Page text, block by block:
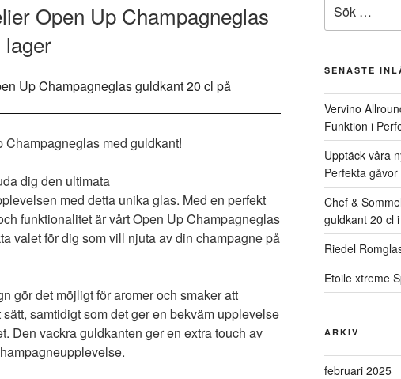
Open Up Champagneglas
lager
med guldkant!
dig den ultimata
med detta unika glas. Med en perfekt
funktionalitet är vårt Open Up Champagneglas
valet för dig som vill njuta av din champagne på
gör det möjligt för aromer och smaker att
samtidigt som det ger en bekväm upplevelse
Den vackra guldkanten ger en extra touch av
efter:
SENASTE
Vervino
Funktion i
Upptäck våra
Perfekta
Chef &
guldkant 20 cl
Riedel
Etoile xtreme
ARKIV
februari 2025